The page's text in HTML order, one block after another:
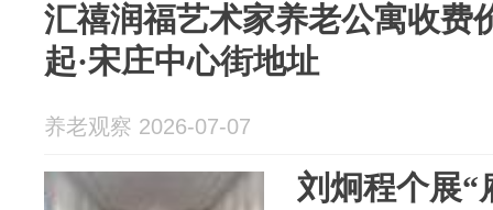
汇禧润福艺术家养老公寓收费
起·宋庄中心街地址
养老观察 2026-07-07
刘炯程个展“